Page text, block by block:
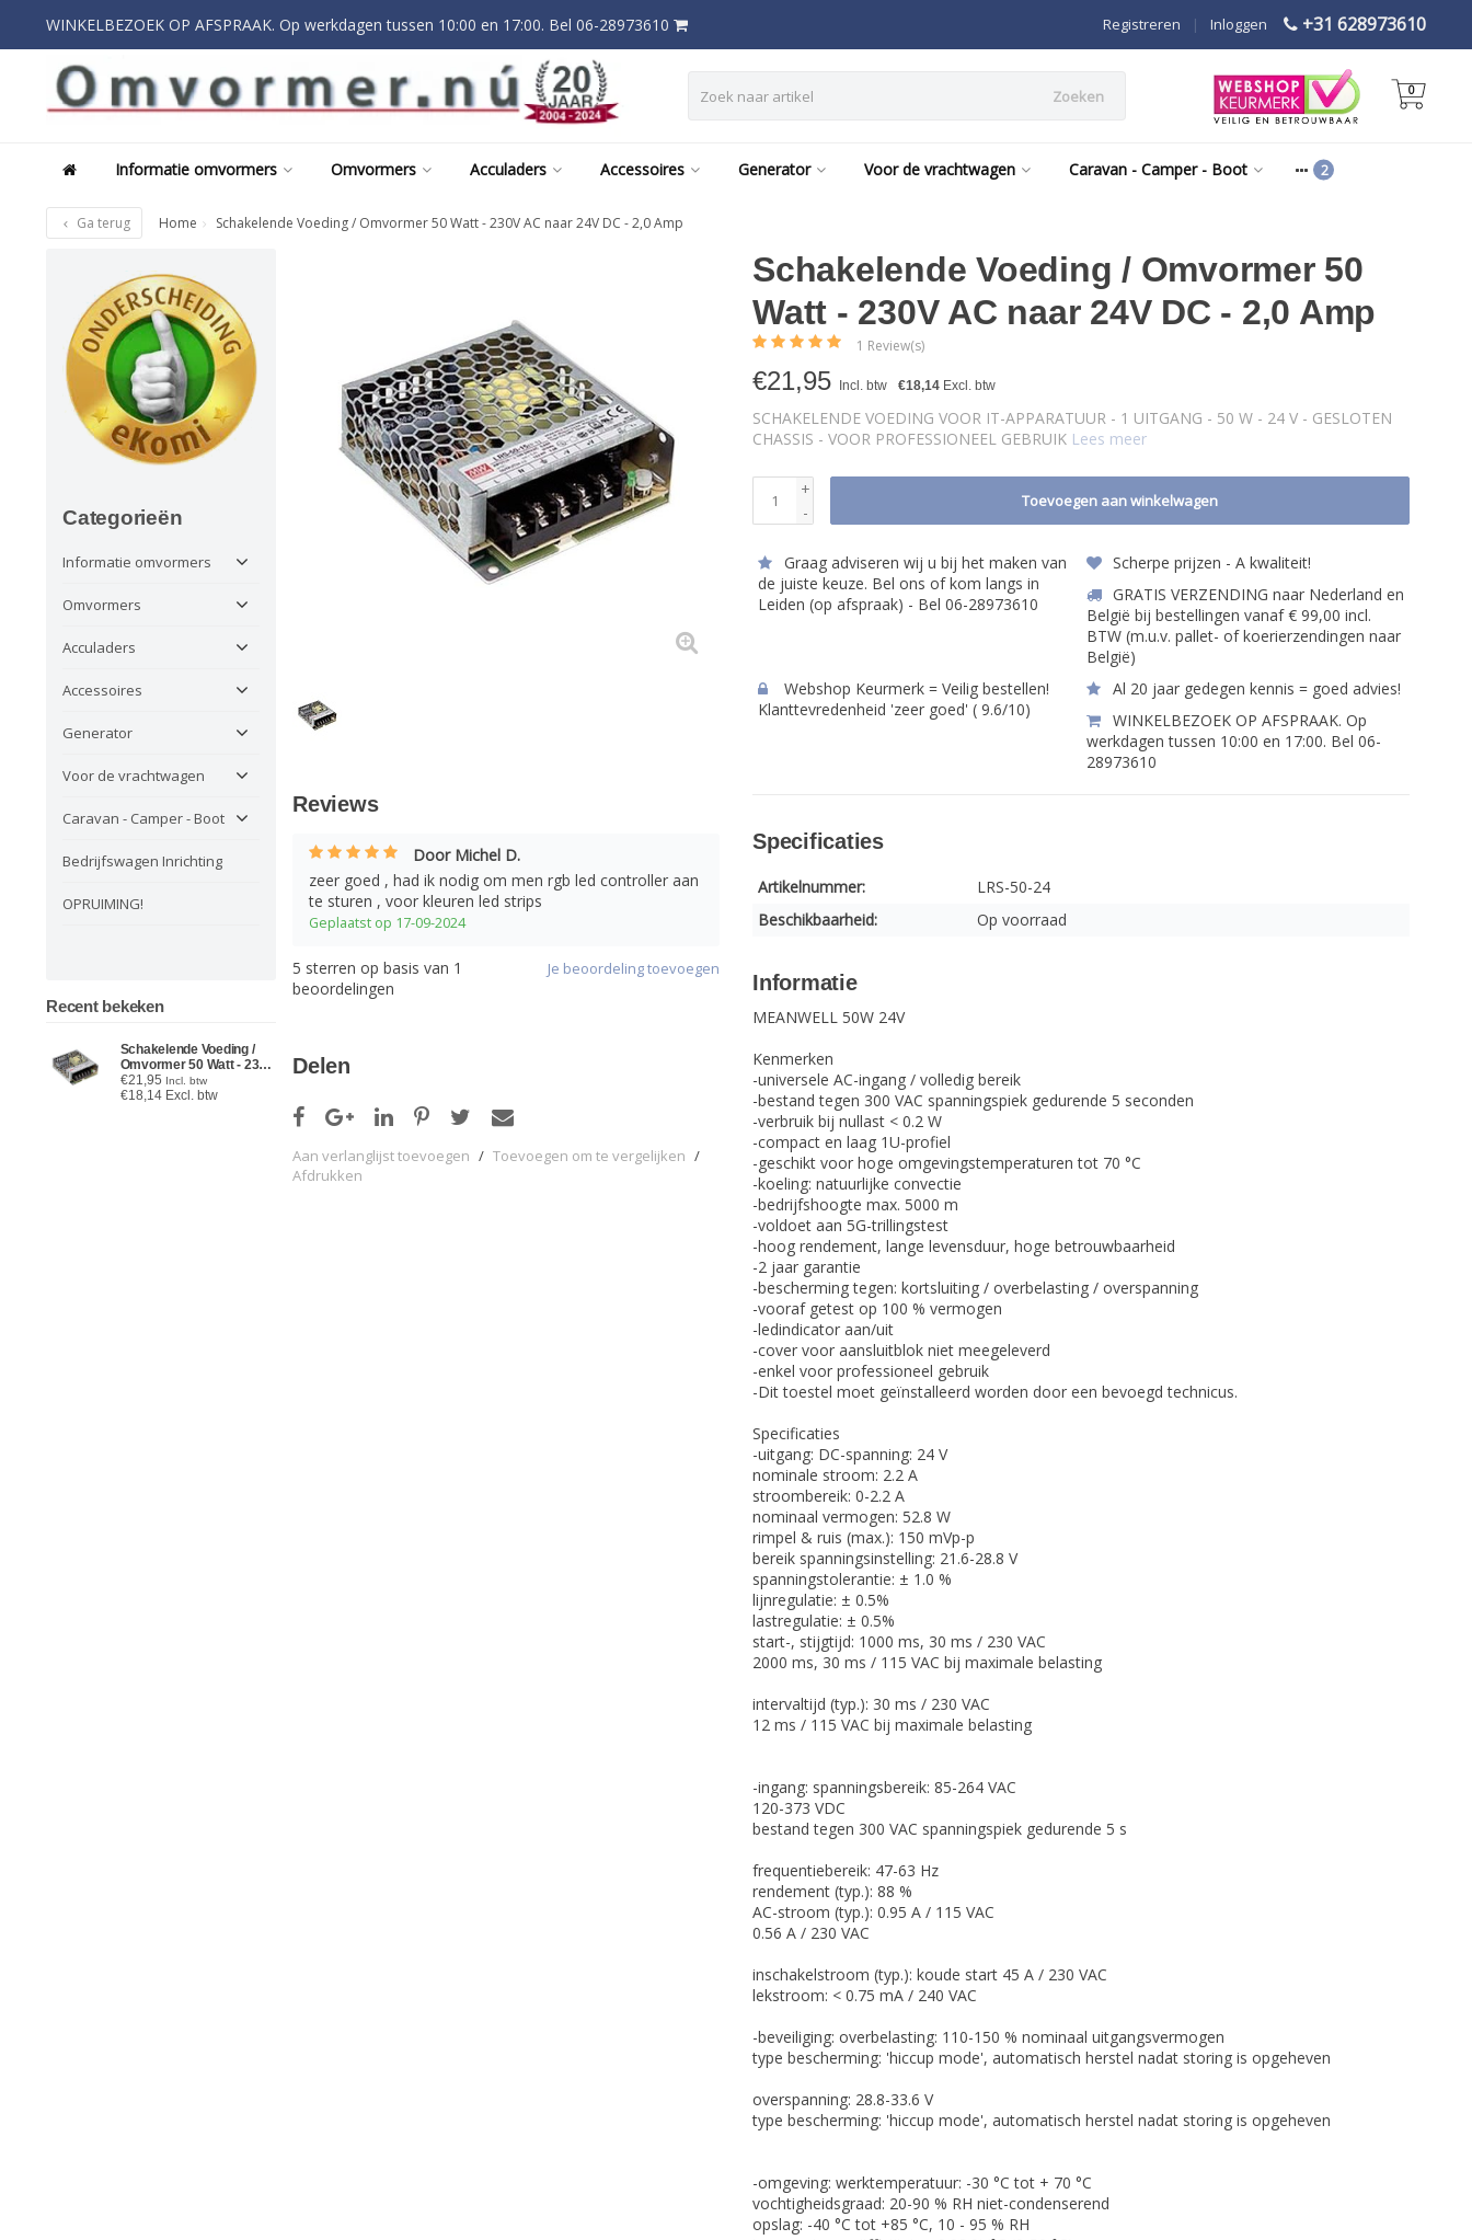
WINKELBEZOEK OP AFSPRAAK. Op werkdagen tussen 10:00 en 17:00. Bel 06-28973610 +31 628973610
Inloggen
|
Registreren
Zoeken 0
Informatie omvormers Omvormers Acculaders Accessoires Generator Voor de vrachtwagen Caravan - Camper - Boot
Ga terug Home Schakelende Voeding / Omvormer 50 Watt - 230V AC naar 24V DC - 2,0 Amp
Categorieën
Informatie omvormers
Omvormers
Acculaders
Accessoires
Generator
Voor de vrachtwagen
Caravan - Camper - Boot
Bedrijfswagen Inrichting
OPRUIMING!
Recent bekeken
Schakelende Voeding /
Omvormer 50 Watt - 230V
AC naar 24V DC - 2,0
Amp
€21,95 Incl. btw
€18,14 Excl. btw
Reviews
Door Michel D.
zeer goed , had ik nodig om men rgb led controller aan
te sturen , voor kleuren led strips
Geplaatst op 17-09-2024
Je beoordeling toevoegen
5 sterren op basis van 1
beoordelingen
Delen
Aan verlanglijst toevoegen / Toevoegen om te vergelijken /
Afdrukken
Schakelende Voeding / Omvormer 50
Watt - 230V AC naar 24V DC - 2,0 Amp
1 Review(s)
€21,95 Incl. btw €18,14 Excl. btw
SCHAKELENDE VOEDING VOOR IT-APPARATUUR - 1 UITGANG - 50 W - 24 V - GESLOTEN
CHASSIS - VOOR PROFESSIONEEL GEBRUIK Lees meer
+
-
Toevoegen aan winkelwagen
Graag adviseren wij u bij het maken van
de juiste keuze. Bel ons of kom langs in
Leiden (op afspraak) - Bel 06-28973610
Scherpe prijzen - A kwaliteit!
GRATIS VERZENDING naar Nederland en
België bij bestellingen vanaf € 99,00 incl.
BTW (m.u.v. pallet- of koerierzendingen naar
België)
Webshop Keurmerk = Veilig bestellen!
Klanttevredenheid 'zeer goed' ( 9.6/10)
Al 20 jaar gedegen kennis = goed advies!
WINKELBEZOEK OP AFSPRAAK. Op
werkdagen tussen 10:00 en 17:00. Bel 06-
28973610
Specificaties
Artikelnummer:
LRS-50-24
Beschikbaarheid:
Op voorraad
Informatie
MEANWELL 50W 24V
Kenmerken
-universele AC-ingang / volledig bereik
-bestand tegen 300 VAC spanningspiek gedurende 5 seconden
-verbruik bij nullast < 0.2 W
-compact en laag 1U-profiel
-geschikt voor hoge omgevingstemperaturen tot 70 °C
-koeling: natuurlijke convectie
-bedrijfshoogte max. 5000 m
-voldoet aan 5G-trillingstest
-hoog rendement, lange levensduur, hoge betrouwbaarheid
-2 jaar garantie
-bescherming tegen: kortsluiting / overbelasting / overspanning
-vooraf getest op 100 % vermogen
-ledindicator aan/uit
-cover voor aansluitblok niet meegeleverd
-enkel voor professioneel gebruik
-Dit toestel moet geïnstalleerd worden door een bevoegd technicus.
Specificaties
-uitgang: DC-spanning: 24 V
nominale stroom: 2.2 A
stroombereik: 0-2.2 A
nominaal vermogen: 52.8 W
rimpel & ruis (max.): 150 mVp-p
bereik spanningsinstelling: 21.6-28.8 V
spanningstolerantie: ± 1.0 %
lijnregulatie: ± 0.5%
lastregulatie: ± 0.5%
start-, stijgtijd: 1000 ms, 30 ms / 230 VAC
2000 ms, 30 ms / 115 VAC bij maximale belasting
intervaltijd (typ.): 30 ms / 230 VAC
12 ms / 115 VAC bij maximale belasting
-ingang: spanningsbereik: 85-264 VAC
120-373 VDC
bestand tegen 300 VAC spanningspiek gedurende 5 s
frequentiebereik: 47-63 Hz
rendement (typ.): 88 %
AC-stroom (typ.): 0.95 A / 115 VAC
0.56 A / 230 VAC
inschakelstroom (typ.): koude start 45 A / 230 VAC
lekstroom: < 0.75 mA / 240 VAC
-beveiliging: overbelasting: 110-150 % nominaal uitgangsvermogen
type bescherming: 'hiccup mode', automatisch herstel nadat storing is opgeheven
overspanning: 28.8-33.6 V
type bescherming: 'hiccup mode', automatisch herstel nadat storing is opgeheven
-omgeving: werktemperatuur: -30 °C tot + 70 °C
vochtigheidsgraad: 20-90 % RH niet-condenserend
opslag: -40 °C tot +85 °C, 10 - 95 % RH